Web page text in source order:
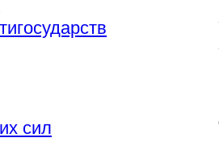
сил